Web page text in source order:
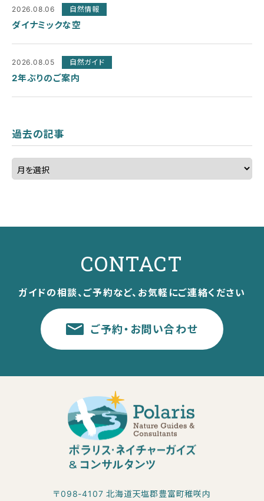
2026.08.06 自然情報
ダイナミックな空
2026.08.05 自然ガイド
2年ぶりのご案内
過去の記事
CONTACT
ガイドの相談、ご予約など、お気軽にご連絡ください
ご予約・お問い合わせ
〒098-4107 北海道天塩郡豊富町稚咲内